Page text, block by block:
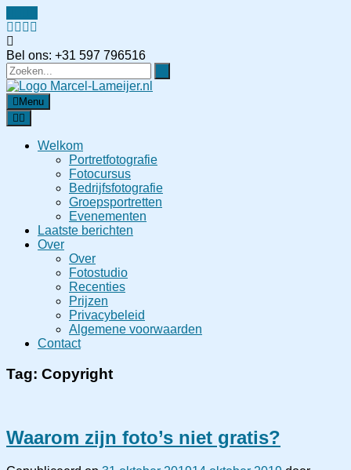
Bel ons: +31 597 796516
Menu
Welkom
Portretfotografie
Fotocursus
Bedrijfsfotografie
Groepsportretten
Evenementen
Laatste berichten
Over
Over
Fotostudio
Recenties
Prijzen
Privacybeleid
Algemene voorwaarden
Contact
Tag: Copyright
Waarom zijn foto’s niet gratis?